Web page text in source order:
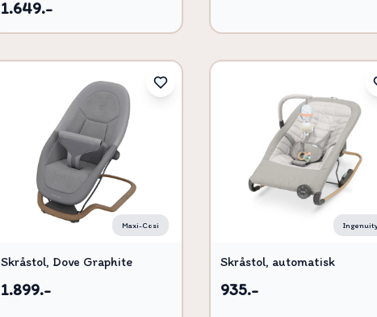
1.649.-
Maxi-Cosi
Skråstol, Dove Graphite
1.899.-
Skråstol, automatisk
935.-